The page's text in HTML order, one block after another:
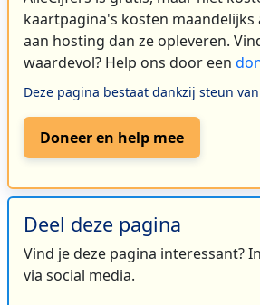
kaartpagina's kosten maandelijks
aan hosting dan ze opleveren.
waardevol? Help ons door een
Deze pagina bestaat dankzij steun
Doneer en help mee
Deel deze pagina
Vind je deze pagina interessant?
via social media.